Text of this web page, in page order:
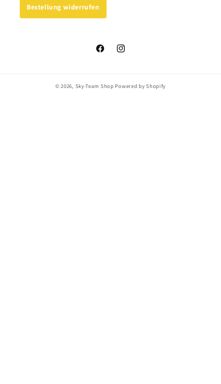
Bestellung widerrufen
FacebookInstagram
© 2026, Sky-Team Shop Powered by Shopify